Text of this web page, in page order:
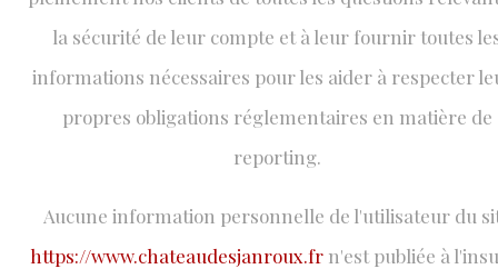
la sécurité de leur compte et à leur fournir toutes
informations nécessaires pour les aider à respecter
propres obligations réglementaires en matière de
reporting.
Aucune information personnelle de l'utilisateur du
https://www.chateaudesjanroux.frn'est publiée à